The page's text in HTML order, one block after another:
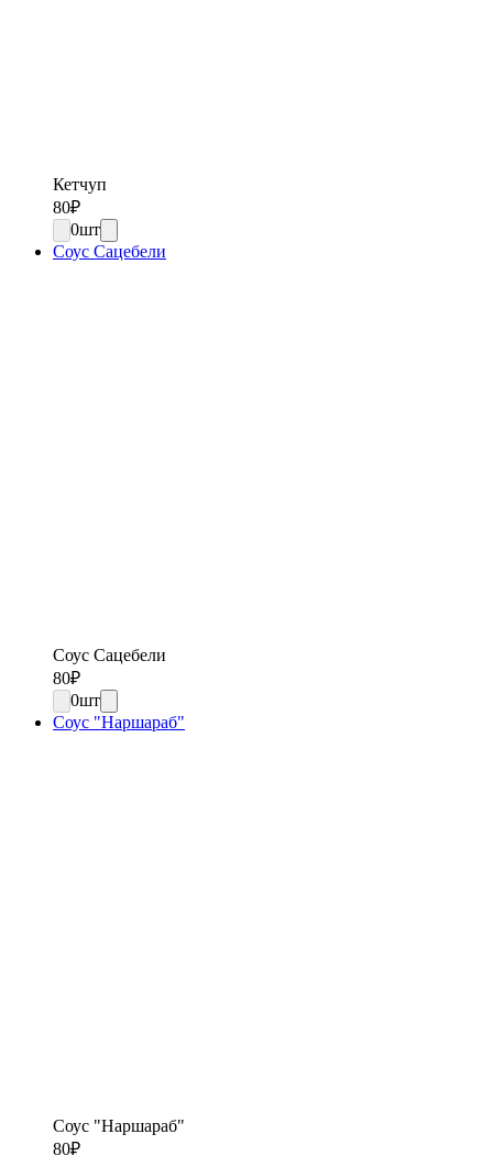
Кетчуп
80₽
0шт
Соус Сацебели
Соус Сацебели
80₽
0шт
Соус "Наршараб"
Соус "Наршараб"
80₽